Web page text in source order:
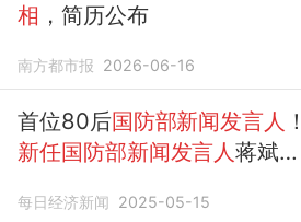
相 ，简历公布
南方都市报 2026-06-16
首位80后国防部新闻发言人 ！
新任国防部新闻发言人蒋斌正
每日经济新闻 2025-05-15